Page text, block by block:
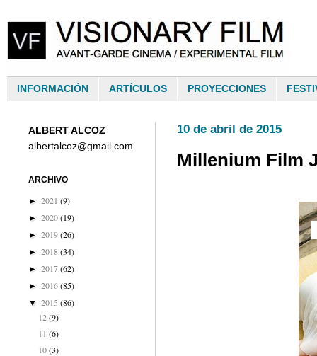
INFORMACIÓN ARTÍCULOS PROYECCIONES
10 de abril de 2015
Millenium Film
ALBERT ALCOZ
albertalcoz@gmail.com
ARCHIVO
► 2021 (9)
► 2020(19)
► 2019(26)
► 2018(34)
► 2017(62)
► 2016(85)
▼ 2015 (86)
12 (9)
11 (6)
10 (3)